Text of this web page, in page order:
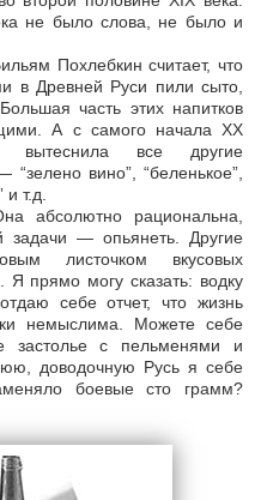
не было слова, не было и
Похлебкин считает, что
в Древней Руси пили сыто,
часть этих напитков
А с самого начала ХХ
вытеснила все другие
вино”, “беленькое”,
и т.д.
абсолютно рациональна,
задачи — опьянеть. Другие
листочком вкусовых
Я прямо могу сказать: водку
себе отчет, что жизнь
немыслима. Можете себе
застолье с пельменями и
доводочную Русь я себе
боевые сто грамм?